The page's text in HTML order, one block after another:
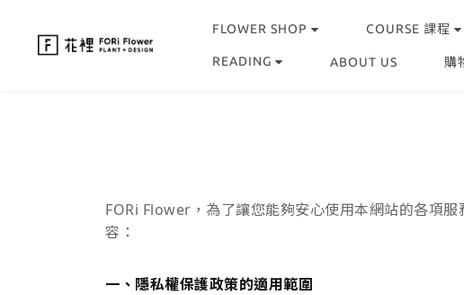
FLOWER SHOP COURSE 課程
READING ABOUT US 購
FORi Flower，為了讓您能夠安心使用本網站的各項
容：
一、隱私權保護政策的適用範圍